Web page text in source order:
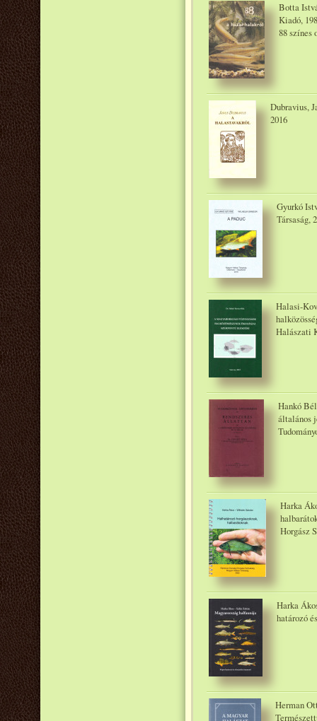
Botta
Kiadó,
88 színes
Dubravius,
2016
Gyurkó
Társaság,
Halasi-
Halászati
Hankó
általános
Harka
Horgász
Harka
határozó
Herman